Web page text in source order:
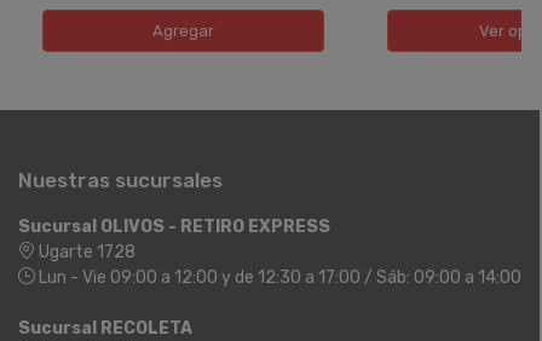
Agregar Ver
Nuestras sucursales
Sucursal OLIVOS - RETIRO EXPRESS
Ugarte 1728
Lun - Vie 09:00 a 12:00 y de 12:30 a 17:00 / Sáb: 09:00 a 14:00
Sucursal RECOLETA